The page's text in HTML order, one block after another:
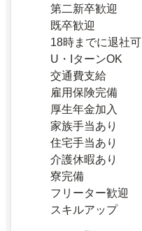
第二新卒歓迎
既卒歓迎
18時までに退社可
U・IターンOK
交通費支給
雇用保険完備
厚生年金加入
家族手当あり
住宅手当あり
介護休暇あり
寮完備
フリーター歓迎
スキルアップ